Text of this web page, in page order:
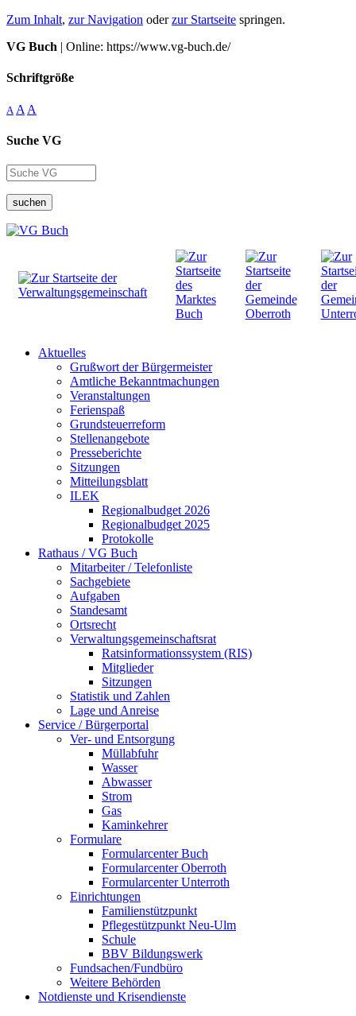
Zum Inhalt, zur Navigation oderzur Startseite springen.
VG Buch | Online: https://www.vg-buch.de/
Schriftgröße
A A A
Suche VG
suchen
Aktuelles
Grußwort der Bürgermeister
Amtliche Bekanntmachungen
Veranstaltungen
Ferienspaß
Grundsteuerreform
Stellenangebote
Presseberichte
Sitzungen
Mitteilungsblatt
ILEK
Regionalbudget 2026
Regionalbudget 2025
Protokolle
Rathaus / VG Buch
Mitarbeiter / Telefonliste
Sachgebiete
Aufgaben
Standesamt
Ortsrecht
Verwaltungsgemeinschaftsrat
Ratsinformationssystem (RIS)
Mitglieder
Sitzungen
Statistik und Zahlen
Lage und Anreise
Service / Bürgerportal
Ver- und Entsorgung
Müllabfuhr
Wasser
Abwasser
Strom
Gas
Kaminkehrer
Formulare
Formularcenter Buch
Formularcenter Oberroth
Formularcenter Unterroth
Einrichtungen
Familienstützpunkt
Pflegestützpunkt Neu-Ulm
Schule
BBV Bildungswerk
Fundsachen/Fundbüro
Weitere Behörden
Notdienste und Krisendienste